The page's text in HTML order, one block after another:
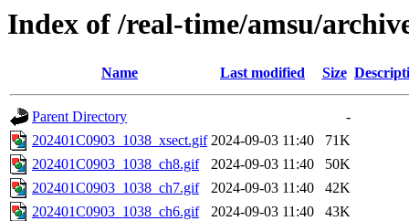
Index of /real-time/amsu/
Name Last modified Size
Parent Directory
-
202401C0903_1038_xsect.gif 2024-09-03 11:40
71K
202401C0903_1038_ch8.gif
2024-09-03 11:40
50K
202401C0903_1038_ch7.gif
2024-09-03 11:40
42K
202401C0903_1038_ch6.gif
2024-09-03 11:40
43K